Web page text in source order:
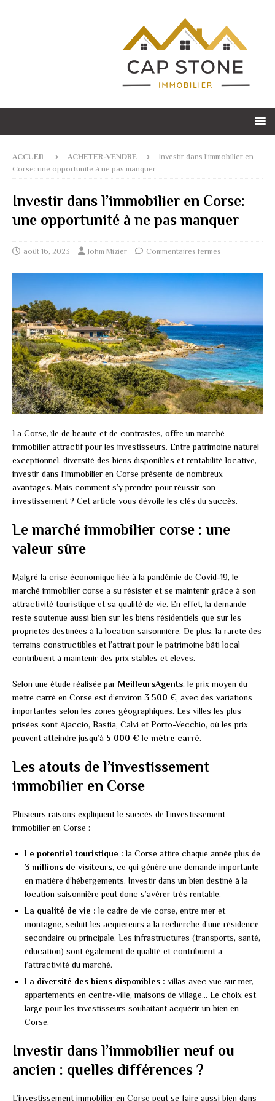
ACCUEIL ACHETER-VENDRE
Investir dans l’immobilier en
Corse: une opportunité à ne pas manquer
Investir dans l’immobilier en Corse:
une opportunité à ne pas manquer
août 16, 2023 Johm Mizier Commentaires fermés
La Corse, île de beauté et de contrastes, offre un marché
immobilier attractif pour les investisseurs. Entre patrimoine naturel
exceptionnel, diversité des biens disponibles et rentabilité locative,
investir dans l’immobilier en Corse présente de nombreux
avantages. Mais comment s’y prendre pour réussir son
investissement ? Cet article vous dévoile les clés du succès.
Le marché immobilier corse : une
valeur sûre
Malgré la crise économique liée à la pandémie de Covid-19, le
marché immobilier corse a su résister et se maintenir grâce à son
attractivité touristique et sa qualité de vie. En effet, la demande
reste soutenue aussi bien sur les biens résidentiels que sur les
propriétés destinées à la location saisonnière. De plus, la rareté des
terrains constructibles et l’attrait pour le patrimoine bâti local
contribuent à maintenir des prix stables et élevés.
Selon une étude réalisée par MeilleursAgents, le prix moyen du
mètre carré en Corse est d’environ 3 500 €, avec des variations
importantes selon les zones géographiques. Les villes les plus
prisées sont Ajaccio, Bastia, Calvi et Porto-Vecchio, où les prix
peuvent atteindre jusqu’à 5 000 € le mètre carré.
Les atouts de l’investissement
immobilier en Corse
Plusieurs raisons expliquent le succès de l’investissement
immobilier en Corse :
Le potentiel touristique : la Corse attire chaque année plus de
3 millions de visiteurs, ce qui génère une demande importante
en matière d’hébergements. Investir dans un bien destiné à la
location saisonnière peut donc s’avérer très rentable.
La qualité de vie : le cadre de vie corse, entre mer et
montagne, séduit les acquéreurs à la recherche d’une résidence
secondaire ou principale. Les infrastructures (transports, santé,
éducation) sont également de qualité et contribuent à
l’attractivité du marché.
La diversité des biens disponibles : villas avec vue sur mer,
appartements en centre-ville, maisons de village… Le choix est
large pour les investisseurs souhaitant acquérir un bien en
Corse.
Investir dans l’immobilier neuf ou
ancien : quelles différences ?
L’investissement immobilier en Corse peut se faire aussi bien dans